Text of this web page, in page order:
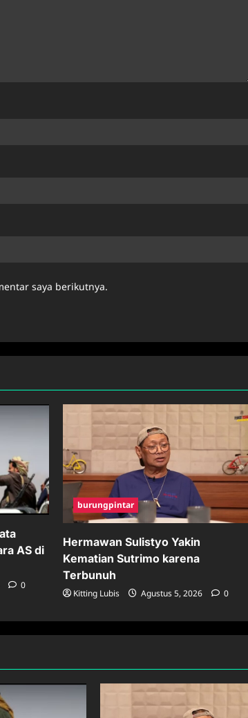
saya berikutnya.
AS di
0
burungpintar
Hermawan Sulistyo Yakin
Kematian Sutrimo karena
Terbunuh
Kitting Lubis Agustus 5, 2026 0